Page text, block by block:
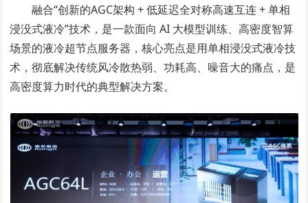
融合“创新的AGC架构 + 低延迟全对称高速互连 + 单相
浸没式液冷”技术，是一款面向 AI 大模型训练、高密度智算
场景的液冷超节点服务器，核心亮点是用单相浸没式液冷技
术，彻底解决传统风冷散热弱、功耗高、噪音大的痛点，是
高密度算力时代的典型解决方案。